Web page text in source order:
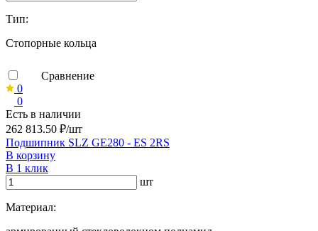
Тип:
Стопорные кольца
Сравнение
0
0
Есть в наличии
262 813.50 ₽/шт
Подшипник SLZ GE280 - ES 2RS
В корзину
В 1 клик
шт
Материал: